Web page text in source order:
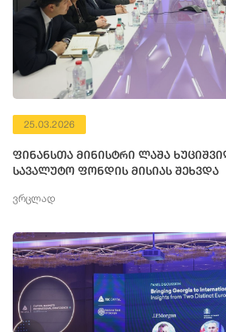
25.03.2026
ფინანსთა მინისტრი ლაშა
სავალუტო ფონდის მისიას შეხვდა
ვრცლად